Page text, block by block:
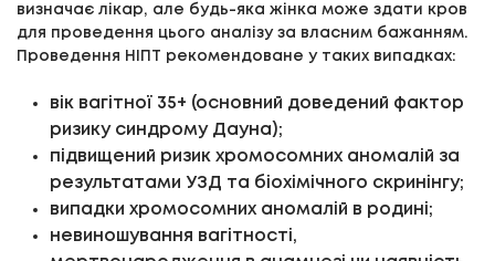
визначає лікар, але будь-яка жінка може здати кров
для проведення цього аналізу за власним бажанням.
Проведення НІПТ рекомендоване у таких випадках:
вік вагітної 35+ (основний доведений фактор
ризику синдрому Дауна);
підвищений ризик хромосомних аномалій за
результатами УЗД та біохімічного скринінгу;
випадки хромосомних аномалій в родині;
невиношування вагітності,